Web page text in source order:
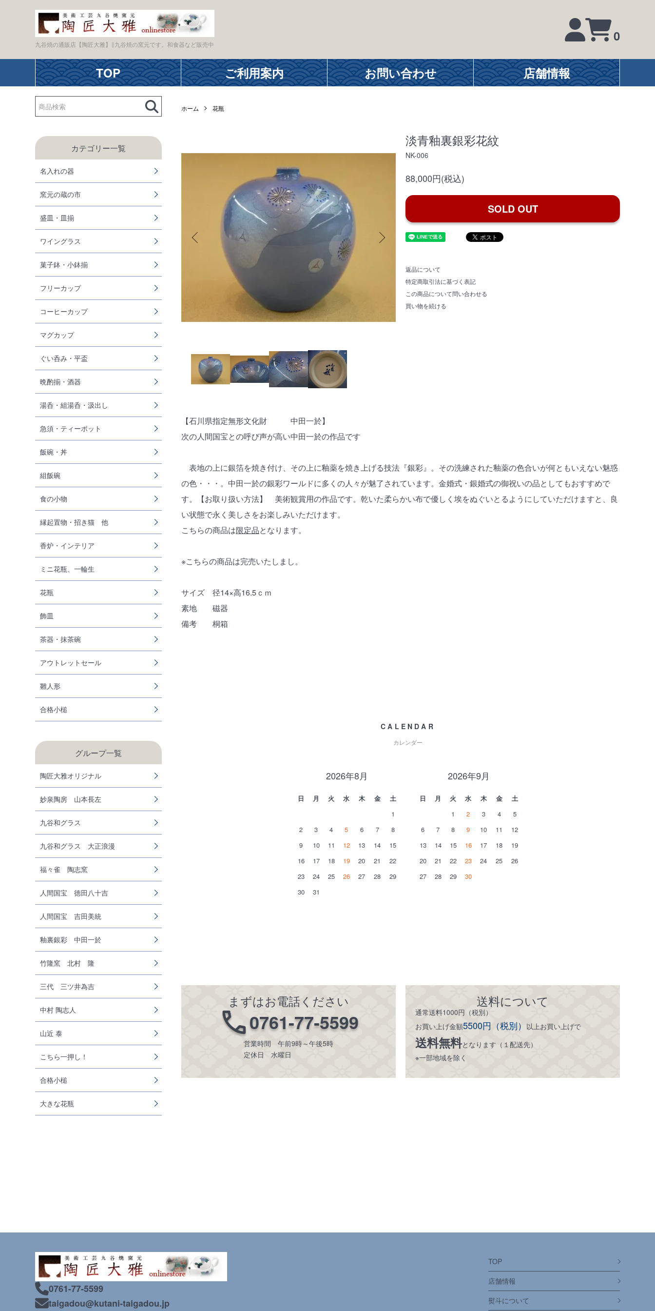
九谷焼の通販店【陶匠大雅】∥九谷焼の窯元です。和食器など販売中
0
TOP ご利用案内 お問い合わせ 店舗情報
カテゴリー一覧
名入れの器
窯元の蔵の市
盛皿・皿揃
ワイングラス
菓子鉢・小鉢揃
フリーカップ
コーヒーカップ
マグカップ
ぐい呑み・平盃
晩酌揃・酒器
湯呑・組湯呑・汲出し
急須・ティーポット
飯碗・丼
組飯碗
食の小物
縁起置物・招き猫 他
香炉・インテリア
ミニ花瓶、一輪生
花瓶
飾皿
茶器・抹茶碗
アウトレットセール
雛人形
合格小槌
グループ一覧
陶匠大雅オリジナル
妙泉陶房 山本長左
九谷和グラス
九谷和グラス 大正浪漫
福々雀 陶志窯
人間国宝 徳田八十吉
人間国宝 吉田美統
釉裏銀彩 中田一於
竹隆窯 北村 隆
三代 三ツ井為吉
中村 陶志人
山近 泰
こちら一押し！
合格小槌
大きな花瓶
ホーム 花瓶
淡青釉裏銀彩花紋
NK-006
88,000円(税込)
SOLD OUT
返品について
特定商取引法に基づく表記
この商品について問い合わせる
買い物を続ける
【石川県指定無形文化財 中田一於】
次の人間国宝との呼び声が高い中田一於の作品です
表地の上に銀箔を焼き付け、その上に釉薬を焼き上げる技法『銀彩』。その洗練された釉薬の色合いが何ともいえない魅惑
の色・・・。中田一於の銀彩ワールドに多くの人々が魅了されています。金婚式・銀婚式の御祝いの品としてもおすすめで
す。【お取り扱い方法】 美術観賞用の作品です。乾いた柔らかい布で優しく埃をぬぐいとるようにしていただけますと、良
い状態で永く美しさをお楽しみいただけます。
こちらの商品は限定品となります。
※こちらの商品は完売いたしまし。
サイズ 径14×高16.5ｃｍ
素地 磁器
備考 桐箱
CALENDAR
カレンダー
2026年8月
日 月 火 水 木 金
土
1
2
3 4 5 6 7
8
9
10 11 12 13 14
15
16
17 18 19 20 21
22
23
24 25 26 27 28
29
30
31
2026年9月
日 月 火 水 木 金
土
1
2 3 4
5
6
7 8 9 10 11
12
13
14 15 16 17 18
19
20
21 22 23 24 25
26
27
28 29 30
まずはお電話ください
0761-77-5599
営業時間 午前9時～午後5時
定休日 水曜日
送料について
通常送料1000円（税別）
お買い上げ金額5500円（税別） 以上お買い上げで
送料無料となります（１配送先）
※一部地域を除く
0761-77-5599
taigadou@kutani-taigadou.jp
TOP
店舗情報
熨斗について